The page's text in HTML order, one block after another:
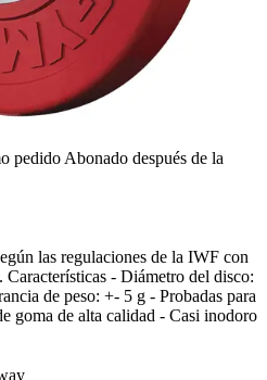
pedido Abonado después de la
las regulaciones de la IWF con
- Diámetro del disco:
de peso: +- 5 g - Probadas para
goma de alta calidad - Casi inodoro